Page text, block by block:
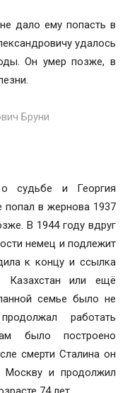
дало ему попасть в
удалось
Он умер позже, в
судьбе и Георгия
попал в жернова 1937
В 1944 году вдруг
немец и подлежит
к концу и ссылка
или ещё
семье было не
работать
было построено
смерти Сталина он
Москву и продолжил